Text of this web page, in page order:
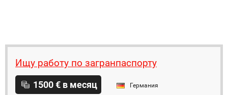
Ищу работу по загранпаспорту
1500 € в месяц
Германия